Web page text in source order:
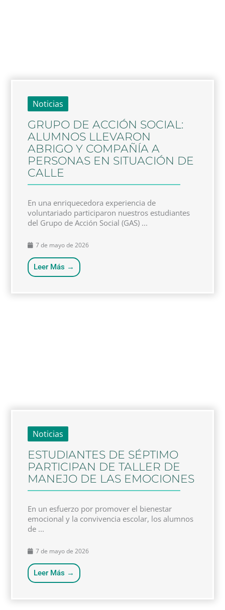
Noticias
GRUPO DE ACCIÓN SOCIAL:
ALUMNOS LLEVARON
ABRIGO Y COMPAÑÍA A
PERSONAS EN SITUACIÓN DE
CALLE
En una enriquecedora experiencia de
voluntariado participaron nuestros estudiantes
del Grupo de Acción Social (GAS) ...
7 de mayo de 2026
Leer Más →
Noticias
ESTUDIANTES DE SÉPTIMO
PARTICIPAN DE TALLER DE
MANEJO DE LAS EMOCIONES
En un esfuerzo por promover el bienestar
emocional y la convivencia escolar, los alumnos
de ...
7 de mayo de 2026
Leer Más →